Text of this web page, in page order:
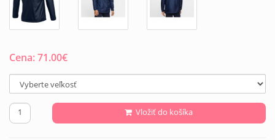
Cena:71.00€
Vložiť do košíka